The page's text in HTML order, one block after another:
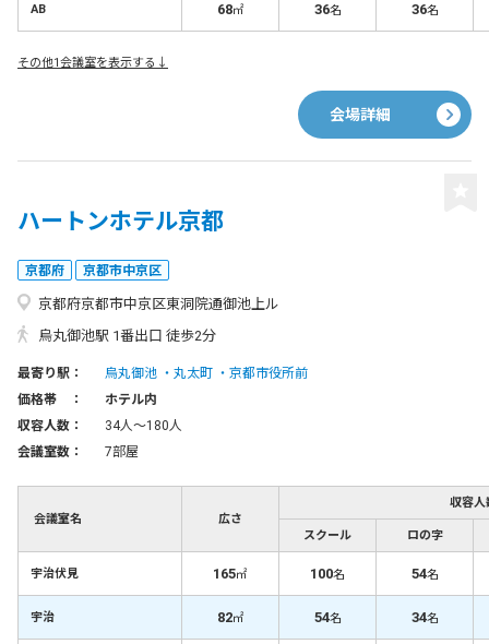
AB 68㎡ 36名 36名
その他1会議室を表示する↓
会場詳細
ハートンホテル京都
京都府 京都市中京区
京都府京都市中京区東洞院通御池上ル
烏丸御池駅 1番出口 徒歩2分
最寄り駅： 烏丸御池 丸太町
京都市役所前
価格帯 ：
ホテル内
収容人数：
34人〜180人
会議室数：
7部屋
会議室名 広さ
収容人
スクール ロの字
宇治伏見 165㎡ 100名 54名
宇治 82㎡ 54名 34名